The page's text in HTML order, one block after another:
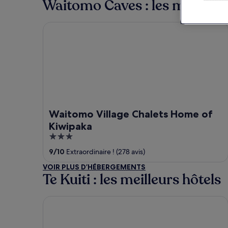
Waitomo Caves : les meilleurs
Waitomo Village Chalets Home of
Kiwipaka
3
out
of
5
9/10 Extraordinaire ! (278 avis)
Waitomo Village Chalets Home of Kiwipaka
VOIR PLUS D’HÉBERGEMENTS
Te Kuiti : les meilleurs hôtels